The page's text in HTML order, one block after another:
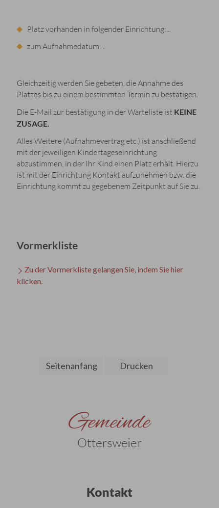
Platz vorhanden in folgender Einrichtung:...
zum Aufnahmedatum:...
Gleichzeitig werden Sie gebeten, die Annahme des
Platzes bis zu einem bestimmten Termin zu bestätigen.
Die E-Mail zur bestätigung in der Warteliste ist KEINE
ZUSAGE.
Alles Weitere (Aufnahmevertrag etc.) ist anschließend
mit der jeweiligen Kindertageseinrichtung
abzustimmen, in der Ihr Kind einen Platz erhält. Hierzu
ist mit der Einrichtung Kontakt aufzunehmen bzw. die
Einrichtung kommt zu gegebenem Zeitpunkt auf Sie zu.
Vormerkliste
Zu der Vormerkliste gelangen Sie, indem Sie hier
klicken.
Seitenanfang Drucken
Gemeinde
Ottersweier
Kontakt